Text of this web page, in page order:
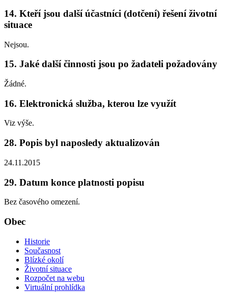
14. Kteří jsou další účastníci (dotčení) řešení životní
situace
Nejsou.
15. Jaké další činnosti jsou po žadateli požadovány
Žádné.
16. Elektronická služba, kterou lze využít
Viz výše.
28. Popis byl naposledy aktualizován
24.11.2015
29. Datum konce platnosti popisu
Bez časového omezení.
Obec
Historie
Současnost
Blízké okolí
Životní situace
Rozpočet na webu
Virtuální prohlídka